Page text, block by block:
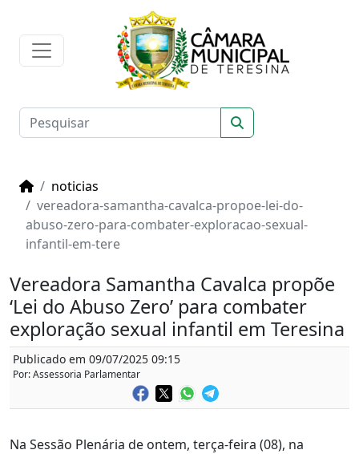
noticias
vereadora-samantha-cavalca-propoe-lei-do-
abuso-zero-para-combater-exploracao-sexual-
infantil-em-tere
Vereadora Samantha Cavalca propõe
‘Lei do Abuso Zero’ para combater
exploração sexual infantil em Teresina
Publicado em 09/07/2025 09:15
Por: Assessoria Parlamentar
Na Sessão Plenária de ontem, terça-feira (08), na